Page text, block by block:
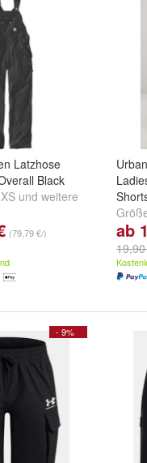
Latzhose
Black
XS und weitere
(79,79 €/)
...
ab
- 9%